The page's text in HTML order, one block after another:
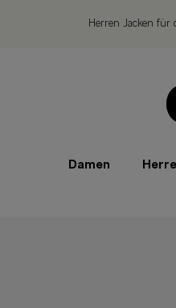
Herren Jacken für
Damen